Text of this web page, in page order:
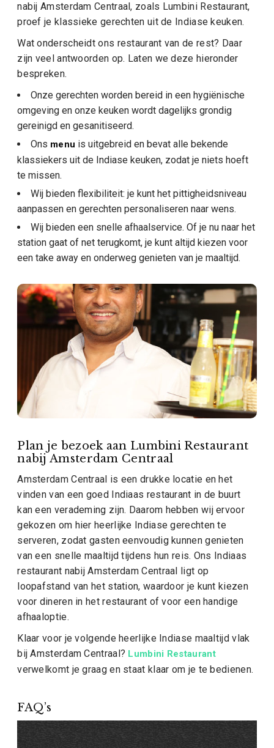
nabij Amsterdam Centraal, zoals Lumbini Restaurant,
proef je klassieke gerechten uit de Indiase keuken.
Wat onderscheidt ons restaurant van de rest? Daar
zijn veel antwoorden op. Laten we deze hieronder
bespreken.
Onze gerechten worden bereid in een hygiënische
omgeving en onze keuken wordt dagelijks grondig
gereinigd en gesanitiseerd.
Ons menu is uitgebreid en bevat alle bekende
klassiekers uit de Indiase keuken, zodat je niets hoeft
te missen.
Wij bieden flexibiliteit: je kunt het pittigheidsniveau
aanpassen en gerechten personaliseren naar wens.
Wij bieden een snelle afhaalservice. Of je nu naar het
station gaat of net terugkomt, je kunt altijd kiezen voor
een take away en onderweg genieten van je maaltijd.
Plan je bezoek aan Lumbini Restaurant
nabij Amsterdam Centraal
Amsterdam Centraal is een drukke locatie en het
vinden van een goed Indiaas restaurant in de buurt
kan een verademing zijn. Daarom hebben wij ervoor
gekozen om hier heerlijke Indiase gerechten te
serveren, zodat gasten eenvoudig kunnen genieten
van een snelle maaltijd tijdens hun reis. Ons Indiaas
restaurant nabij Amsterdam Centraal ligt op
loopafstand van het station, waardoor je kunt kiezen
voor dineren in het restaurant of voor een handige
afhaaloptie.
Klaar voor je volgende heerlijke Indiase maaltijd vlak
bij Amsterdam Centraal? Lumbini Restaurant
verwelkomt je graag en staat klaar om je te bedienen.
FAQ’s